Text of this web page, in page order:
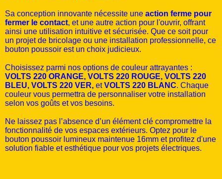
Sa conception innovante nécessite une action ferme pour
fermer le contact, et une autre action pour l'ouvrir, offrant
ainsi une utilisation intuitive et sécurisée. Que ce soit pour
un projet de bricolage ou une installation professionnelle, ce
bouton poussoir est un choix judicieux.
Choisissez parmi nos options de couleur attrayantes :
VOLTS 220 ORANGE, VOLTS 220 ROUGE, VOLTS 220
BLEU, VOLTS 220 VER, etVOLTS 220 BLANC. Chaque
couleur vous permettra de personnaliser votre installation
selon vos goûts et vos besoins.
Ne laissez pas l’absence d’un élément clé compromettre la
fonctionnalité de vos espaces extérieurs. Optez pour le
bouton poussoir lumineux maintenue 16mm et profitez d'une
solution fiable et esthétique pour vos projets électriques.